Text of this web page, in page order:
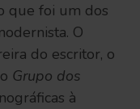
que foi um dos
O
do escritor, o
Grupo dos
à